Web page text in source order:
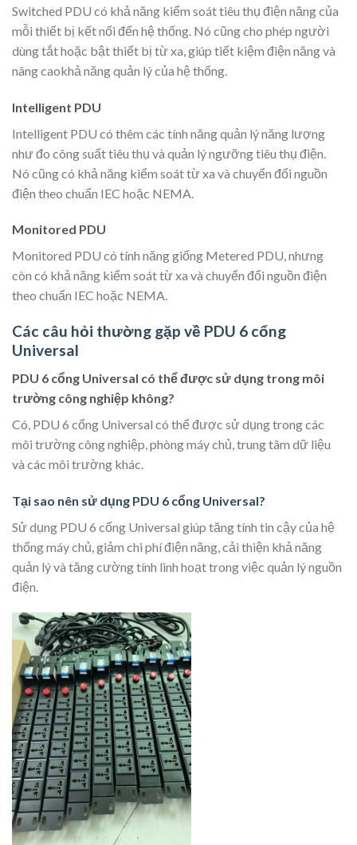
Switched PDU có khả năng kiểm soát tiêu thụ điện năng của
mỗi thiết bị kết nối đến hệ thống. Nó cũng cho phép người
dùng tắt hoặc bật thiết bị từ xa, giúp tiết kiệm điện năng và
nâng caokhả năng quản lý của hệ thống.
Intelligent PDU
Intelligent PDU có thêm các tính năng quản lý năng lượng
như đo công suất tiêu thụ và quản lý ngưỡng tiêu thụ điện.
Nó cũng có khả năng kiểm soát từ xa và chuyển đổi nguồn
điện theo chuẩn IEC hoặc NEMA.
Monitored PDU
Monitored PDU có tính năng giống Metered PDU, nhưng
còn có khả năng kiểm soát từ xa và chuyển đổi nguồn điện
theo chuẩn IEC hoặc NEMA.
Các câu hỏi thường gặp về PDU 6 cổng
Universal
PDU 6 cổng Universal có thể được sử dụng trong môi
trường công nghiệp không?
Có, PDU 6 cổng Universal có thể được sử dụng trong các
môi trường công nghiệp, phòng máy chủ, trung tâm dữ liệu
và các môi trường khác.
Tại sao nên sử dụng PDU 6 cổng Universal?
Sử dụng PDU 6 cổng Universal giúp tăng tính tin cậy của hệ
thống máy chủ, giảm chi phí điện năng, cải thiện khả năng
quản lý và tăng cường tính linh hoạt trong việc quản lý nguồn
điện.